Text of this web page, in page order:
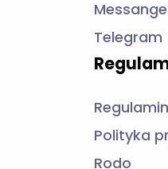
Polityka
Rodo